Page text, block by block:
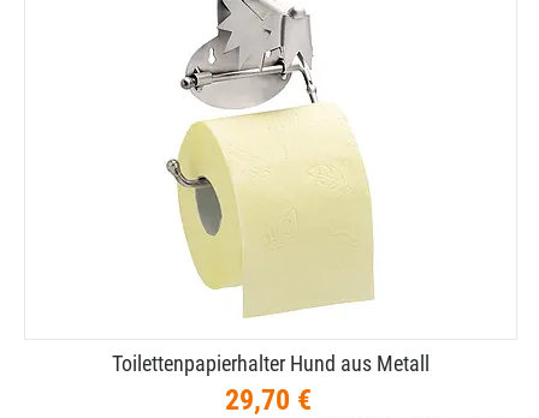
Toilettenpapierhalter Hund aus Metall
29,70 €